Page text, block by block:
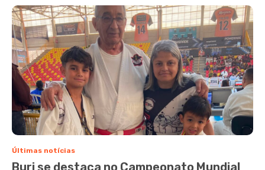
Últimas notícias
Buri se destaca no Campeonato Mundial